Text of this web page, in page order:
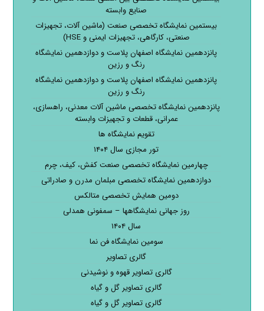
صنایع وابسته
بیستمین نمایشگاه تخصصی صنعت (ماشین آلات، تجهیزات
صنعتی، کارگاهی، تجهیزات ایمنی و HSE)
پانزدهمین نمایشگاه اصفهان پلاست و دوازدهمین نمایشگاه
رنگ و رزین
پانزدهمین نمایشگاه اصفهان پلاست و دوازدهمین نمایشگاه
رنگ و رزین
پانزدهمین نمایشگاه تخصصی ماشین آلات معدنی، راهسازی،
عمرانی، قطعات و تجهیزات وابسته
تقویم نمایشگاه ها
تور مجازی سال ۱۴۰۴
چهارمین نمایشگاه تخصصی صنعت کفش، کیف، چرم
دوازدهمین نمایشگاه تخصصی مبلمان مدرن و صادراتی
دومین همایش تخصصی متالکس
روز جهانی نمایشگاهها – سمفونی همدلی
سال ۱۴۰۴
سومین نمایشگاه فن نما
گالری تصاویر
گالری تصاویر قهوه و نوشیدنی
گالری تصاویر گل و گیاه
گالری تصاویر گل و گیاه